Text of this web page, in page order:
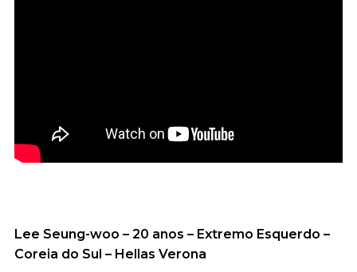
Lee Seung-woo – 20 anos – Extremo Esquerdo –
Coreia do Sul – Hellas Verona